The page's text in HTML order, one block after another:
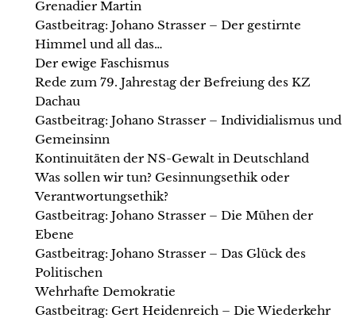
Grenadier Martin
Gastbeitrag: Johano Strasser – Der gestirnte
Himmel und all das…
Der ewige Faschismus
Rede zum 79. Jahrestag der Befreiung des KZ
Dachau
Gastbeitrag: Johano Strasser – Individialismus und
Gemeinsinn
Kontinuitäten der NS-Gewalt in Deutschland
Was sollen wir tun? Gesinnungsethik oder
Verantwortungsethik?
Gastbeitrag: Johano Strasser – Die Mühen der
Ebene
Gastbeitrag: Johano Strasser – Das Glück des
Politischen
Wehrhafte Demokratie
Gastbeitrag: Gert Heidenreich – Die Wiederkehr